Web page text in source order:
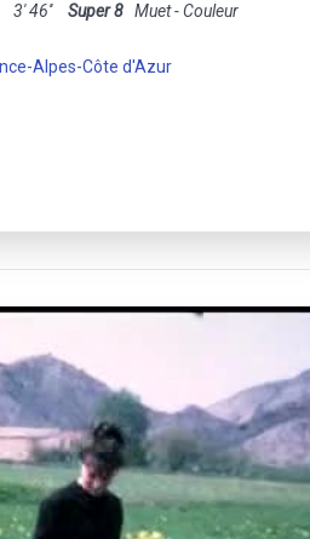
3' 46'' Super 8 Muet - Couleur
Alpes-Côte d'Azur